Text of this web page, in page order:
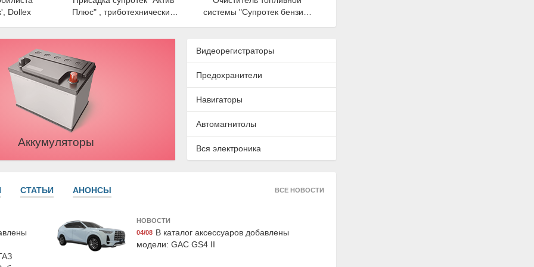
Dollex
Плюс" , триботехнический
системы "Супротек бензин"
LAVR LN1484
многоцелевая 210 мл,
Аккумуляторы
Видеорегистраторы
Предохранители
Навигаторы
Автомагнитолы
Вся электроника
СТАТЬИ АНОНСЫ ВСЕ НОВОСТИ
НОВОСТИ
04/08 В каталог аксессуаров добавлены
модели: GAC GS4 II